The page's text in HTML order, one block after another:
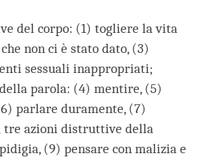
del corpo: (1) togliere la vita
non ci è stato dato, (3)
sessuali inappropriati;
parola: (4) mentire, (5)
parlare duramente, (7)
tre azioni distruttive della
(9) pensare con malizia e